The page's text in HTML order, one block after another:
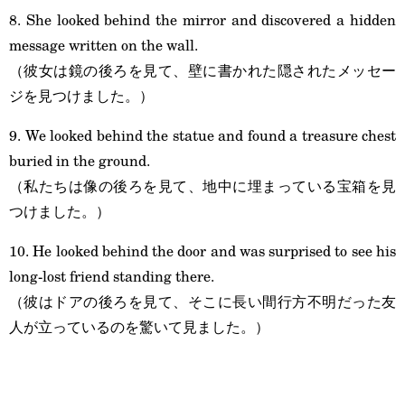
8. She looked behind the mirror and discovered a hidden
message written on the wall.
（彼女は鏡の後ろを見て、壁に書かれた隠されたメッセー
ジを見つけました。）
9. We looked behind the statue and found a treasure chest
buried in the ground.
（私たちは像の後ろを見て、地中に埋まっている宝箱を見
つけました。）
10. He looked behind the door and was surprised to see his
long-lost friend standing there.
（彼はドアの後ろを見て、そこに長い間行方不明だった友
人が立っているのを驚いて見ました。）